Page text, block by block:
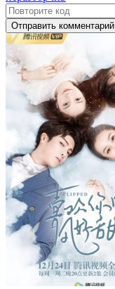
Отправить комментарий